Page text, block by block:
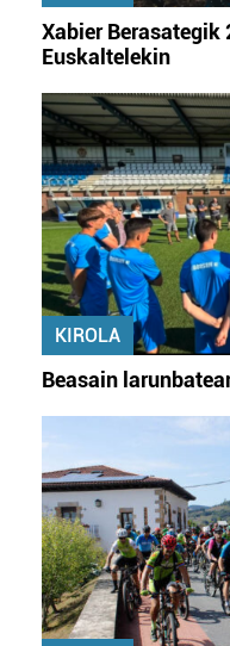
Xabier Berasategik
Euskaltelekin
KIROLA
Beasain